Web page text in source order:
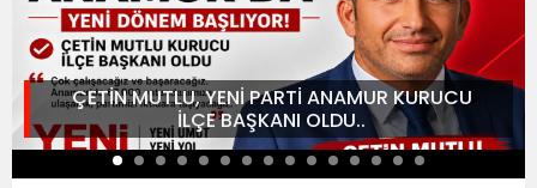
ÇETİN MUTLU, YENİ PARTİ ANAMUR KURUCU
İLÇE BAŞKANI OLDU..